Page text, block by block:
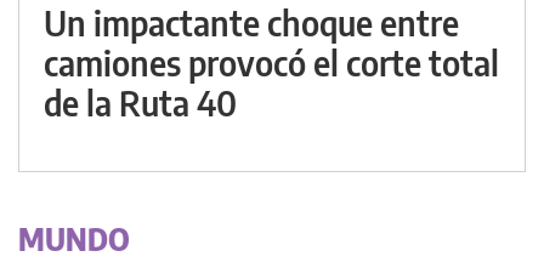
Un impactante choque entre
camiones provocó el corte total
de la Ruta 40
MUNDO